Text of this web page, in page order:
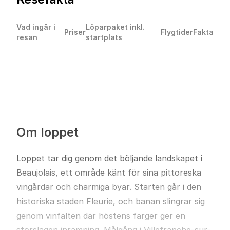
Vad ingår i
resan
Priser
Löparpaket inkl.
startplats
FlygtiderFakta
Om loppet
Loppet tar dig genom det böljande landskapet i
Beaujolais, ett område känt för sina pittoreska
vingårdar och charmiga byar. Starten går i den
historiska staden Fleurie, och banan slingrar sig
genom vinfälten där höstens färger ger en